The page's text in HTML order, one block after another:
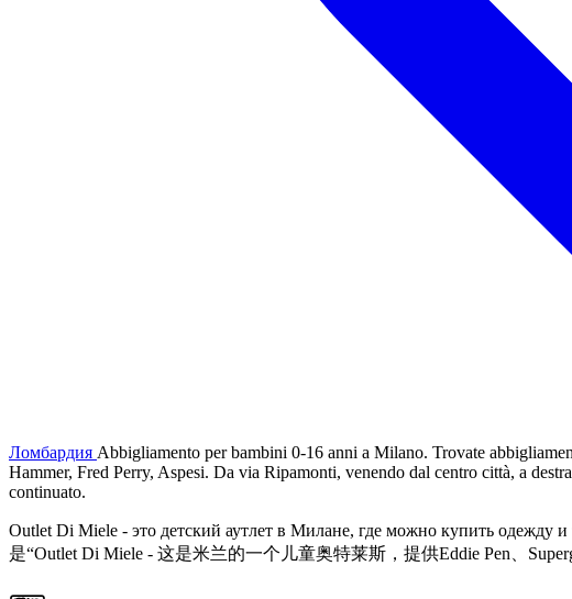
Ломбардия Abbigliamento per bambini 0-16 anni a Milano. Trovate
Hammer, Fred Perry, Aspesi. Da via Ripamonti, venendo dal centro città, a
continuato.
Outlet Di Miele - это детский аутлет в Милане, где можно купить
是“Outlet Di Miele - 这是米兰的一个儿童奥特莱斯，提供Eddie Pen、